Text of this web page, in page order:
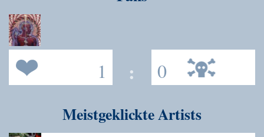
1 : 0
Meistgeklickte Artists